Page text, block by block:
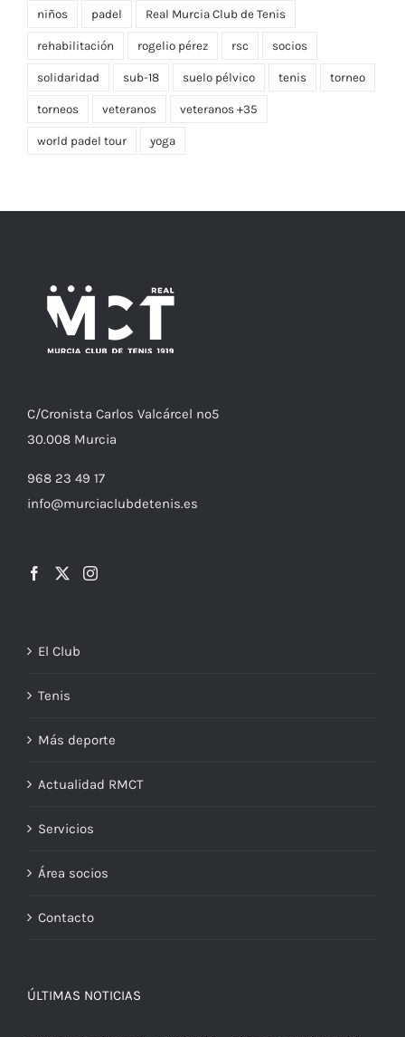
niños padel Real Murcia Club de Tenis
rehabilitación rogelio pérez rsc socios
solidaridad sub-18 suelo pélvico tenis torneo
torneos veteranos veteranos +35
world padel tour yoga
C/Cronista Carlos Valcárcel nº5
30.008 Murcia
968 23 49 17
info@murciaclubdetenis.es
El Club
Tenis
Más deporte
Actualidad RMCT
Servicios
Área socios
Contacto
ÚLTIMAS NOTICIAS